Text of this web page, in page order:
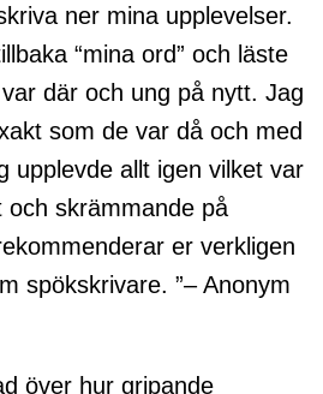
ner mina upplevelser.
“mina ord” och läste
där och ung på nytt. Jag
som de var då och med
upplevde allt igen vilket var
skrämmande på
er verkligen
spökskrivare. ”– Anonym
över hur gripande